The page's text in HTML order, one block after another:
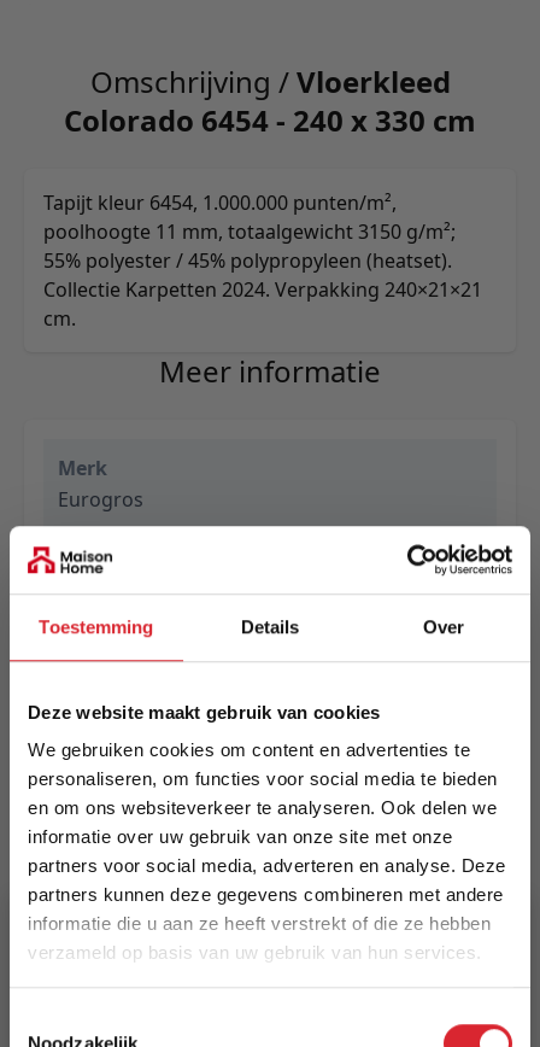
Toestemming Details Over
Deze website maakt gebruik van cookies
We gebruiken cookies om content en advertenties te
personaliseren, om functies voor social media te bieden
en om ons websiteverkeer te analyseren. Ook delen we
informatie over uw gebruik van onze site met onze
partners voor social media, adverteren en analyse. Deze
partners kunnen deze gegevens combineren met andere
informatie die u aan ze heeft verstrekt of die ze hebben
verzameld op basis van uw gebruik van hun services.
Noodzakelijk
Omschrijving /Vloerkleed
Colorado 6454 - 240 x 330 cm
Tapijt kleur 6454, 1.000.000 punten/m²,
poolhoogte 11 mm, totaalgewicht 3150 g/m²;
55% polyester / 45% polypropyleen (heatset).
Collectie Karpetten 2024. Verpakking 240×21×21
cm.
Meer informatie
Merk
Eurogros
EAN
5414452914887
Levertijd
Informeer naar de actuele levertijd
Kleur
6454
Maat
240 x 330 cm